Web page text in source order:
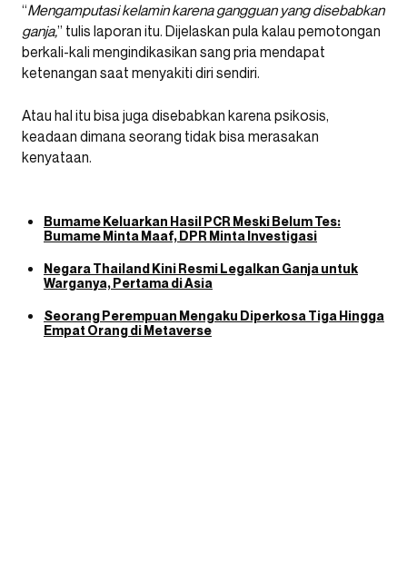
“Mengamputasi kelamin karena gangguan yang disebabkan
ganja,” tulis laporan itu. Dijelaskan pula kalau pemotongan
berkali-kali mengindikasikan sang pria mendapat
ketenangan saat menyakiti diri sendiri.
Atau hal itu bisa juga disebabkan karena psikosis,
keadaan dimana seorang tidak bisa merasakan
kenyataan.
Bumame Keluarkan Hasil PCR Meski Belum Tes:
Bumame Minta Maaf, DPR Minta Investigasi
Negara Thailand Kini Resmi Legalkan Ganja untuk
Warganya, Pertama di Asia
Seorang Perempuan Mengaku Diperkosa Tiga Hingga
Empat Orang di Metaverse